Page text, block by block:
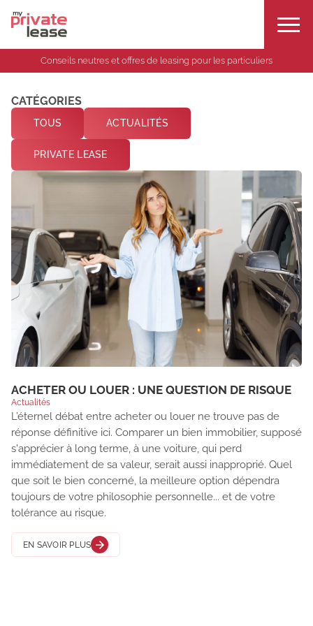
Conseils neutres et offres de leasing pour les particuliers
CATÉGORIES
TOUS ACTUALITÉS
PRIVATE LEASE
ACHETER OU LOUER : UNE QUESTION DE RISQUE
Actualités
L’éternel débat entre acheter ou louer ne trouve pas de
réponse définitive ici. Comparer un bien immobilier, supposé
s'apprécier à long terme, à une voiture, qui perd
immédiatement de sa valeur, serait aussi inapproprié. Quel
que soit le bien concerné, la meilleure option dépendra
toujours de votre philosophie personnelle... et de votre
tolérance au risque.
EN SAVOIR PLUS